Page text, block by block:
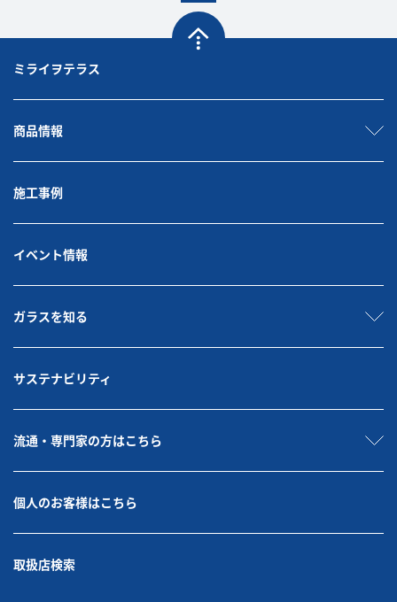
ミライヲテラス
商品情報
施工事例
イベント情報
ガラスを知る
サステナビリティ
流通・専門家の方はこちら
個人のお客様はこちら
取扱店検索